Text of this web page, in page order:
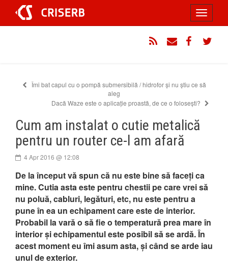
conținut
Toggle
Îmi bat capul cu o pompă submersibilă / hidrofor și nu știu ce să
aleg
Dacă Waze este o aplicație proastă, de ce o folosești?
Cum am instalat o cutie metalică
pentru un router ce-l am afară
4 Apr 2016 @ 12:08
De la început vă spun că nu este bine să faceți ca
mine. Cutia asta este pentru chestii pe care vrei să
nu poluă, cabluri, legături, etc, nu este pentru a
pune în ea un echipament care este de interior.
Probabil la vară o să fie o temperatură prea mare în
interior și echipamentul este posibil să se ardă. În
acest moment eu îmi asum asta, și când se arde iau
unul de exterior.